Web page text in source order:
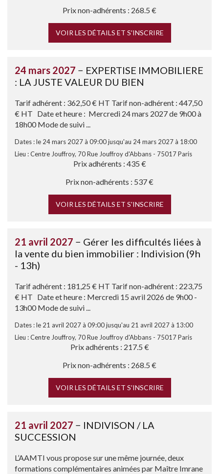
Prix non-adhérents : 268.5 €
VOIR LES DÉTAILS ET S'INSCRIRE
24 mars 2027 − EXPERTISE IMMOBILIERE
: LA JUSTE VALEUR DU BIEN
Tarif adhérent : 362,50 € HT Tarif non-adhérent : 447,50
€ HT Date et heure : Mercredi 24 mars 2027 de 9h00 à
18h00 Mode de suivi ...
Dates : le 24 mars 2027 à 09:00 jusqu'au 24 mars 2027 à 18:00
Lieu : Centre Jouffroy, 70 Rue Jouffroy d'Abbans - 75017 Paris
Prix adhérents : 435 €
Prix non-adhérents : 537 €
VOIR LES DÉTAILS ET S'INSCRIRE
21 avril 2027 − Gérer les difficultés liées à
la vente du bien immobilier : Indivision (9h
- 13h)
Tarif adhérent : 181,25 € HT Tarif non-adhérent : 223,75
€ HT Date et heure : Mercredi 15 avril 2026 de 9h00 -
13h00 Mode de suivi ...
Dates : le 21 avril 2027 à 09:00 jusqu'au 21 avril 2027 à 13:00
Lieu : Centre Jouffroy, 70 Rue Jouffroy d'Abbans - 75017 Paris
Prix adhérents : 217.5 €
Prix non-adhérents : 268.5 €
VOIR LES DÉTAILS ET S'INSCRIRE
21 avril 2027 − INDIVISON / LA
SUCCESSION
L’AAMTI vous propose sur une même journée, deux
formations complémentaires animées par Maître Imrane